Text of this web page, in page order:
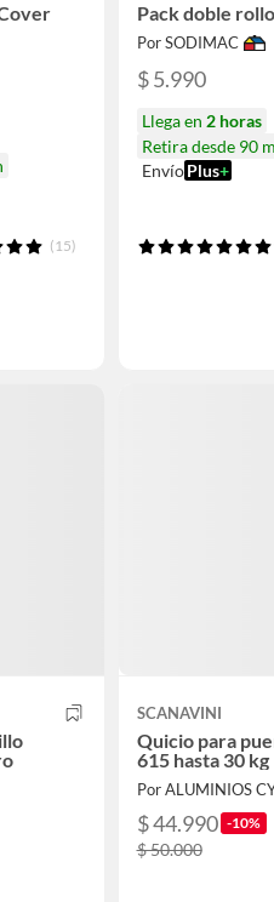
(15)
Pack doble
Por SODIMAC
$ 5.990
Llega en 2 horas
Retira desde 90
Envío Plus+
SCANAVINI
Quicio para
615 hasta 30 kg
Por ALUMINIOS
$ 44.990 -10%
$ 50.000